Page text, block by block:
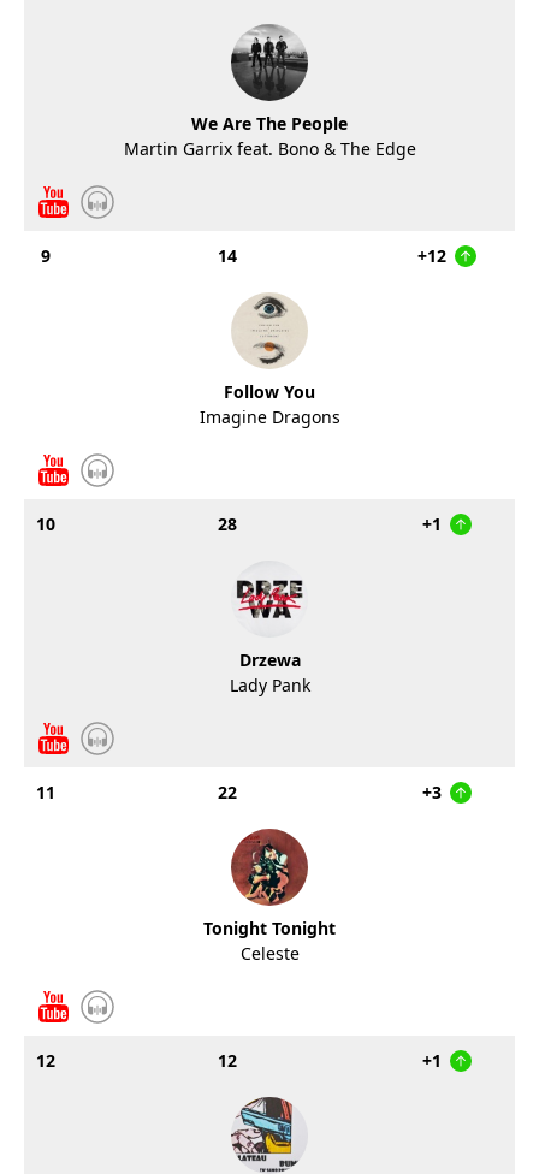
We Are The People
Martin Garrix feat. Bono & The Edge
9 14 +12
Follow You
Imagine Dragons
10 28 +1
Drzewa
Lady Pank
11 22 +3
Tonight Tonight
Celeste
12 12 +1